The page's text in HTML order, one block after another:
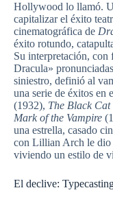
Hollywood lo llamó.
capitalizar el éxito
cinematográfica de
éxito rotundo,
Su interpretación, con
Dracula»
siniestro, definió al
una serie de éxitos en
(1932), The Black Cat
Mark of the Vampire
una estrella, casado
con Lillian Arch le dio
viviendo un estilo de
El declive: